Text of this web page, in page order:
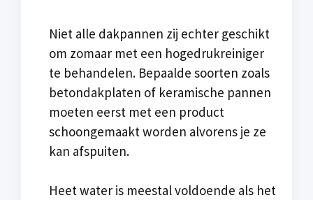
Niet alle dakpannen zij echter geschikt
om zomaar met een hogedrukreiniger
te behandelen. Bepaalde soorten zoals
betondakplaten of keramische pannen
moeten eerst met een product
schoongemaakt worden alvorens je ze
kan afspuiten.
Heet water is meestal voldoende als het